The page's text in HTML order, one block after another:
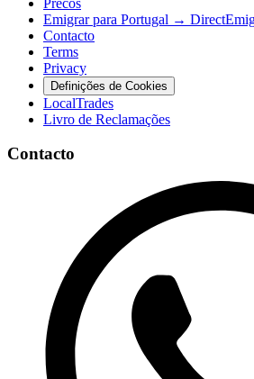
Emigrar para Portugal →
Contacto
Terms
Privacy
Definições de Cookies
LocalTrades
Livro de Reclamações
Contacto